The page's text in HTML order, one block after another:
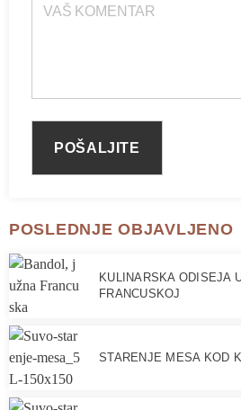
POSLEDNJE OBJAVLJENO
KULINARSKA ODISEJA
FRANCUSKOJ
STARENJE MESA KOD